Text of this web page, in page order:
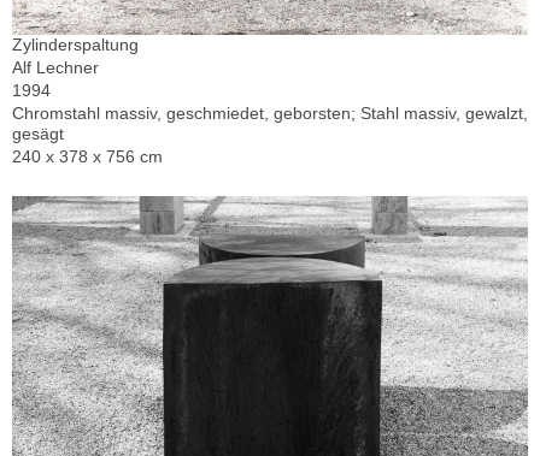
Zylinderspaltung
Alf Lechner
1994
Chromstahl massiv, geschmiedet, geborsten; Stahl massiv, gewalzt,
gesägt
240 x 378 x 756 cm